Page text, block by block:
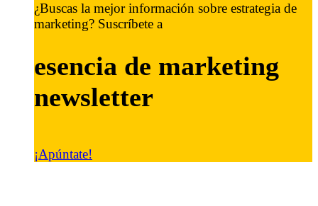
¿Buscas la mejor información sobre estrategia de
marketing? Suscríbete a
esencia de marketing
newsletter
¡Apúntate!